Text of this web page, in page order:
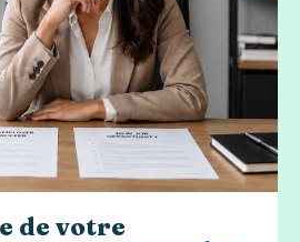
de votre